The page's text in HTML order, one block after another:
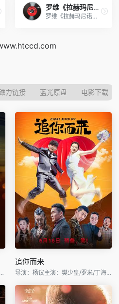
罗维《拉赫玛尼诺夫 第三钢琴
罗维《拉赫玛尼诺夫 第三钢琴协奏曲》[320K/MP3][99MB]
力链接 蓝光原盘 电影下载
导演：史蒂夫·布西密主演：泰莎·汤普森/丽贝卡·豪尔/德里
追你而来
导演：杨议主演：樊少皇/罗米/丁海峰/杨议/阿如那/陈爱龙